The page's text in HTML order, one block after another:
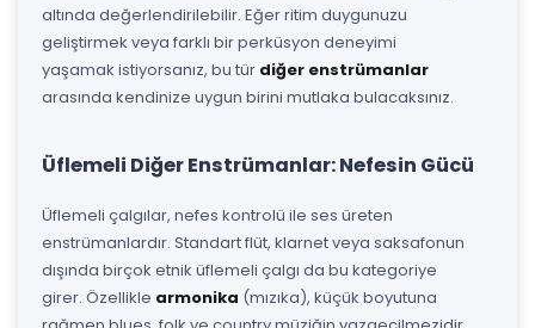
altında değerlendirilebilir. Eğer ritim duygunuzu
geliştirmek veya farklı bir perküsyon deneyimi
yaşamak istiyorsanız, bu tür diğer enstrümanlar
arasında kendinize uygun birini mutlaka bulacaksınız.
Üflemeli Diğer Enstrümanlar: Nefesin Gücü
Üflemeli çalgılar, nefes kontrolü ile ses üreten
enstrümanlardır. Standart flüt, klarnet veya saksafonun
dışında birçok etnik üflemeli çalgı da bu kategoriye
girer. Özellikle armonika (mızıka), küçük boyutuna